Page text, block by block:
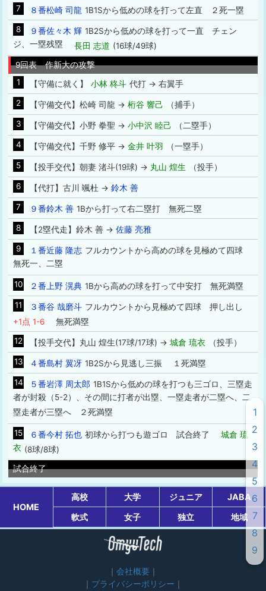
7
８番松崎 司龍 1B1Sから低めの球を打って左直 ２死一塁
8
９番佐々木 輝 1B2Sから低めの球を打って一直 チェン
ジ、一塁残塁 長田 志道 (16球/49球)
9回表 作新大の攻撃
1
【守備に就く】 小林 柊斗 代打 → 右翼手
2
【守備交代】松崎 司龍 → 桁谷 響己
（捕手）
3
【守備交代】小野 拳聖 → 小中沢 睦己
（二塁手）
4
【守備交代】千野 修平 → 金井 叶羽
（一塁手）
5
【投手交代】朝妻 渚斗(19球) → 丸山 煌生
（投手）
6
【代打】古川 颯杜 → 鈴木 善
7
９番鈴木 善 1Bから打って右二塁打 無死二塁
8
【2塁代走】鈴木 善 → 佐藤 亮雅
9
１番近藤 隆志 フルカウントから高めの球を見極めて四球
無死一、二塁
10 ２番上野 滉典 1Bから高めの球を打って中安打 無死満塁
11
３番谷 哉磨斗 フルカウントから見極めて四球 押し出し
+1点 1-6
無死満塁
12
【投手交代】丸山 煌生(17球/17球) → 城倉 琉衣
（投手）
13
４番島村 翼冴 1B2Sから見逃し三振 １死満塁
14
５番岩澤 周太郎 1B1Sから低めの球を打つも三ゴロ、三塁走
者が封殺（5-2）、その間に打者が出塁、一塁走者が二塁へ、二
塁走者が三塁へ ２死満塁
15 ６番今村 拓也 初球から打つも遊ゴロ 試合終了 城倉 琉
衣 (8球/8球)
試合終了
HOME
高校 大学 ジュニア
JABA
軟式
女子 独立 地域
会社概要
プライバシーポリシー
1
2
3
4
5
6
7
8
9